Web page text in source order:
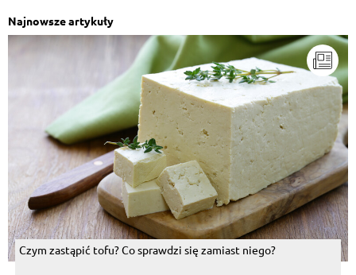
Najnowsze artykuły
Czym zastąpić tofu? Co sprawdzi się zamiast niego?